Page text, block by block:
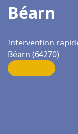
Béarn
Intervention
Béarn (64270)